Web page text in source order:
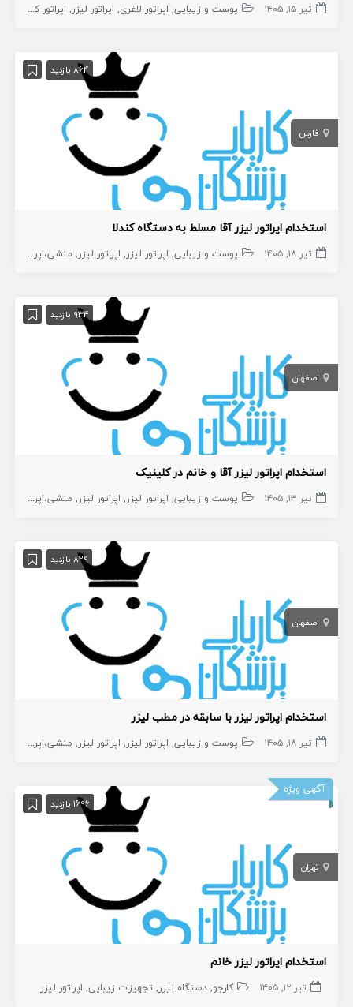
تیر ۱۵, ۱۴۰۵ پوست و زیبایی اپراتور لاغری اپراتور لیزر اپراتور کاشت مو
864 بازدید
فارس
استخدام اپراتور لیزر آقا مسلط به دستگاه کندلا
تیر ۱۸, ۱۴۰۵ پوست و زیبایی اپراتور لیزر اپراتور لیزر منشی،اپراتور،دستیار
934 بازدید
اصفهان
استخدام اپراتور لیزر آقا و خانم در کلینیک
تیر ۱۳, ۱۴۰۵ پوست و زیبایی اپراتور لیزر اپراتور لیزر منشی،اپراتور،دستیار
829 بازدید
اصفهان
استخدام اپراتور لیزر با سابقه در مطب لیزر
تیر ۱۸, ۱۴۰۵ پوست و زیبایی اپراتور لیزر اپراتور لیزر منشی،اپراتور،دستیار
آگهی ویژه
1696 بازدید
تهران
استخدام اپراتور لیزر خانم
تیر ۱۲, ۱۴۰۵ کارجو دستگاه لیزر تجهیزات زیبایی اپراتور لیزر